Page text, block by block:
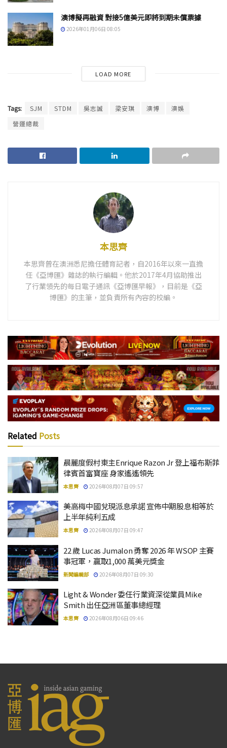
澳博擬再融資 對接5億美元即將到期未償票據
2026年01月06日 08:05
LOAD MORE
Tags: SJM STDM 吳志誠 梁安琪 澳博
澳娛
營運總裁
本思齊
本思齊曾在澳洲悉尼擔任體育記者，自2016年以來一直擔
任《亞博匯》雜誌的執行編輯。他於2017年4月協助推出
了行業領先的每日電子通訊《亞博匯早報》，目前是《亞
博匯》的主筆，並負責所有內容的校編。
Related Posts
晨麗度假村東主Enrique Razon Jr 登上福布斯菲
律賓首富寶座 身家遙遙領先
本思齊 2026年08月07日 09:57
美高梅中國兌現派息承諾 宣佈中期股息相等於
上半年純利五成
本思齊 2026年08月07日 09:47
22 歲 Lucas Jumalon 勇奪 2026 年 WSOP 主賽
事冠軍，贏取1,000 萬美元獎金
新聞編輯部 2026年08月07日 09:30
Light & Wonder 委任行業資深從業員Mike
Smith 出任亞洲區董事總經理
本思齊 2026年08月06日 09:46